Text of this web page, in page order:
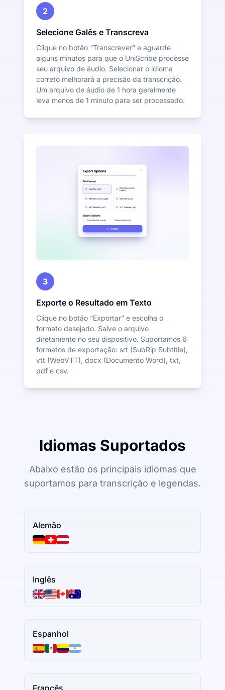
2
Selecione Galês e Transcreva
Clique no botão “Transcrever” e aguarde
alguns minutos para que o UniScribe processe
seu arquivo de áudio. Selecionar o idioma
correto melhorará a precisão da transcrição.
Um arquivo de áudio de 1 hora geralmente
leva menos de 1 minuto para ser processado.
3
Exporte o Resultado em Texto
Clique no botão “Exportar” e escolha o
formato desejado. Salve o arquivo
diretamente no seu dispositivo. Suportamos 6
formatos de exportação: srt (SubRip Subtitle),
vtt (WebVTT), docx (Documento Word), txt,
pdf e csv.
Idiomas Suportados
Abaixo estão os principais idiomas que
suportamos para transcrição e legendas.
Alemão
Inglês
Espanhol
Francês